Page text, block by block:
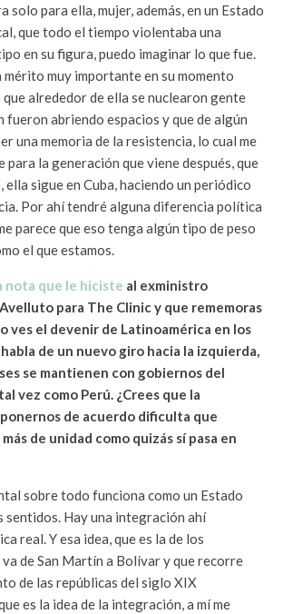
solo para ella, mujer, además, en un Estado
que todo el tiempo violentaba una
en su figura, puedo imaginar lo que fue.
mérito muy importante en su momento
que alrededor de ella se nuclearon gente
fueron abriendo espacios y que de algún
una memoria de la resistencia, lo cual me
la generación que viene después, que
ella sigue en Cuba, haciendo un periódico
Por ahí tendré alguna diferencia política
parece que eso tenga algún tipo de peso
el que estamos.
nota que le hiciste al exministro
para The Clinic y que rememoras
ves el devenir de Latinoamérica en los
de un nuevo giro hacia la izquierda,
se mantienen con gobiernos del
vez como Perú. ¿Crees que la
de acuerdo dificulta que
de unidad como quizás sí pasa en
sobre todo funciona como un Estado
sentidos. Hay una integración ahí
real. Y esa idea, que es la de los
de San Martín a Bolívar y que recorre
de las repúblicas del siglo XIX
es la idea de la integración, a mí me